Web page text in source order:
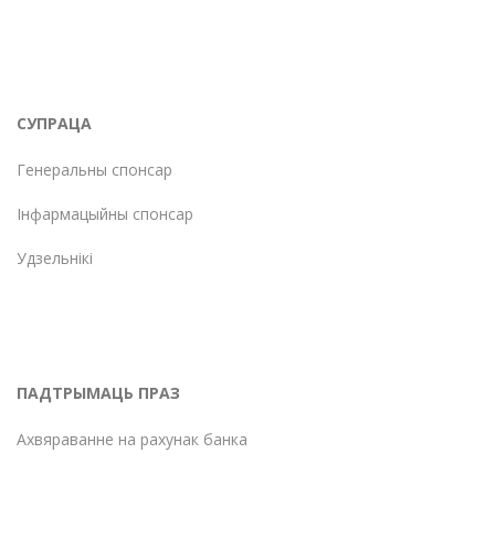
СУПРАЦА
Генеральны спонсар
Інфармацыйны спонсар
Удзельнікі
ПАДТРЫМАЦЬ ПРАЗ
Ахвяраванне на рахунак банка